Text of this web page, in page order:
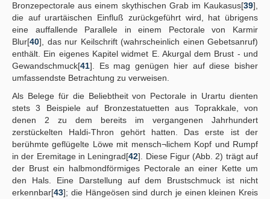
Bronzepectorale aus einem skythischen Grab im Kaukasus[39],
die auf urartäischen Einfluß zurückgeführt wird, hat übrigens
eine auffallende Parallele in einem Pectorale von Karmir
Blur[40], das nur Keilschrift (wahrscheinlich einen Gebetsanruf)
enthält. Ein eigenes Kapitel widmet E. Akurgal dem Brust - und
Gewandschmuck[41]. Es mag genügen hier auf diese bisher
umfassendste Betrachtung zu verweisen.
Als Belege für die Beliebtheit von Pectorale in Urartu dienten
stets 3 Beispiele auf Bronzestatuetten aus Toprakkale, von
denen 2 zu dem bereits im vergangenen Jahrhundert
zerstückelten Haldi-Thron gehört hatten. Das erste ist der
berühmte geflügelte Löwe mit mensch¬lichem Kopf und Rumpf
in der Eremitage in Leningrad[42]. Diese Figur (Abb. 2) trägt auf
der Brust ein halbmondförmiges Pectorale an einer Kette um
den Hals. Eine Darstellung auf dem Brustschmuck ist nicht
erkennbar[43]; die Hängeösen sind durch je einen kleinen Kreis